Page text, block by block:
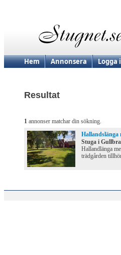
Hem Annonsera Logga
Resultat
1 annonser matchar din sökning.
Hallandslänga
Stuga i
Hallandlänga
trädgården